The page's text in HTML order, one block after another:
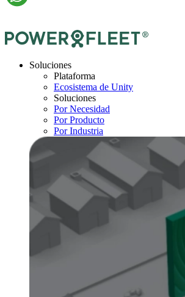
Soluciones
Plataforma
Ecosistema de Unity
Soluciones
Por Necesidad
Por Producto
Por Industria